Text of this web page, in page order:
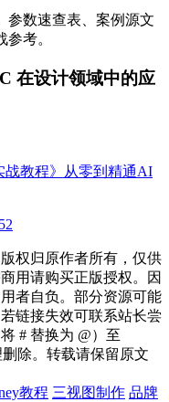
参数速查表、案例源文
考。
在设计领域中的应
战教程》从零到精通AI
权归原作者所有，仅供
用请购买正版授权。因
者自负。部分资源可能
链接失效可联系站长尝
# 替换为 @）至
删除。转载请保留原文
教程 三视图制作 品牌